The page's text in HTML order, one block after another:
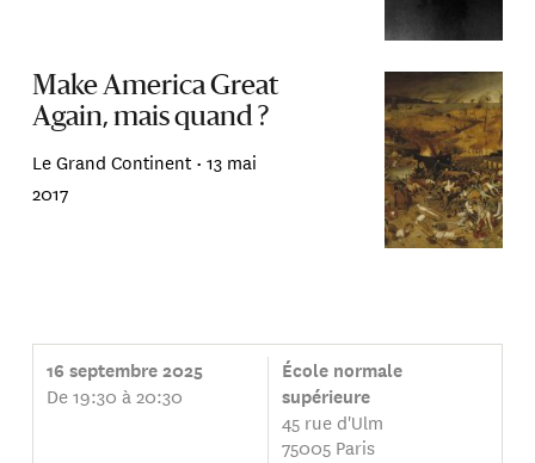
Make America Great
Again, mais quand ?
Le Grand Continent •13 mai
2017
16 septembre 2025
De 19:30 à 20:30
École normale
supérieure
45 rue d'Ulm
75005 Paris